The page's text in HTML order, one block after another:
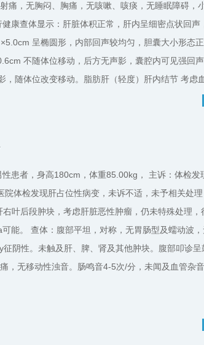
痛，无胸闷、胸痛，无咳嗽、咳痰，无睡眠障碍，
康查体显示：肝脏体积正常，肝内呈细密点状回声
呈椭圆形，内部回声较均匀，胆囊大小形态
不随体位移动，后方无声影，囊腔内可见强回
随体位改变移动。脂肪肝（轻度）肝内结节 考虑
患者，身高180cm，体重85.00kg， 主诉：体检发
体检发现肝占位性病变，未诉不适，未予相关处
叶后段肿块，考虑肝脏恶性肿瘤，仍未特殊处理，
能。 查体：腹部平坦，对称，无胃肠型及蠕动波
阴性。未触及肝、脾、肾及其他肿块。腹部叩诊呈
，无移动性浊音。肠鸣音4-5次/分，未闻及血管杂音